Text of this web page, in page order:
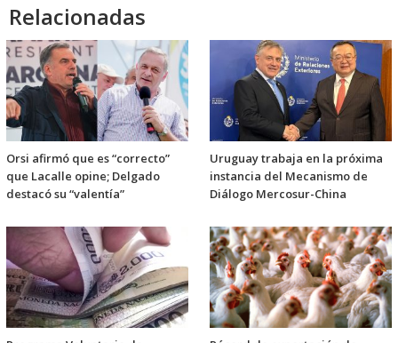
Relacionadas
Orsi afirmó que es “correcto”
que Lacalle opine; Delgado
destacó su “valentía”
Uruguay trabaja en la próxima
instancia del Mecanismo de
Diálogo Mercosur-China